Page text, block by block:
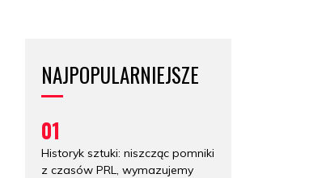
NAJPOPULARNIEJSZE
01
Historyk sztuki: niszcząc pomniki
z czasów PRL, wymazujemy